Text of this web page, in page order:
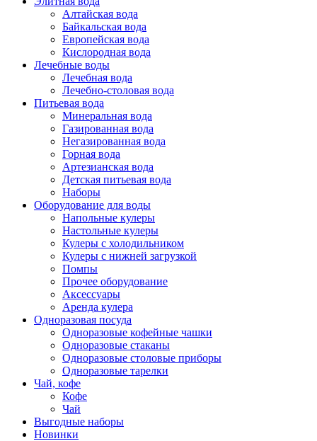
Алтайская вода
Байкальская вода
Европейская вода
Кислородная вода
Лечебные воды
Лечебная вода
Лечебно-столовая вода
Питьевая вода
Минеральная вода
Газированная вода
Негазированная вода
Горная вода
Артезианская вода
Детская питьевая вода
Наборы
Оборудование для воды
Напольные кулеры
Настольные кулеры
Кулеры с холодильником
Кулеры с нижней загрузкой
Помпы
Прочее оборудование
Аксессуары
Аренда кулера
Одноразовая посуда
Одноразовые кофейные чашки
Одноразовые стаканы
Одноразовые столовые приборы
Одноразовые тарелки
Чай, кофе
Кофе
Чай
Выгодные наборы
Новинки